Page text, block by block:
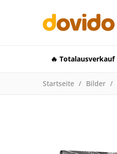
🔥 Totalausverkauf
Startseite Bilder